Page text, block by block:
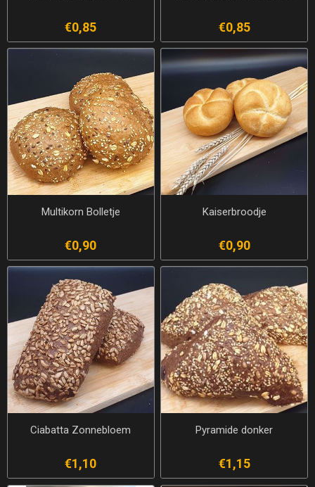
€0,85 €0,85
Multikorn Bolletje
€0,90
Kaiserbroodje
€0,90
Ciabatta Zonnebloem
€1,10
Pyramide donker
€1,15